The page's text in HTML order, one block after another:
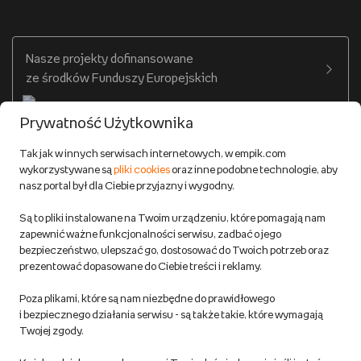
Warunki dostawy do salonów Empik
Zwroty
Reklamacje
Regulamin empik.com
Pozostałe Regulaminy Empiku
Polityka prywatności empik.com
Do 100 zł na pierwsze zakupy w aplikacji. Pobierz i
korzystaj z kodów zniżkowych.Dowiedz się więcej
Nasze projekty dofinansowane
ze środków Funduszy Europejskich
Prywatność Użytkownika
Tak jak w innych serwisach internetowych, w empik.com
wykorzystywane sąpliki cookiesoraz inne podobne technologie, aby
nasz portal był dla Ciebie przyjazny i wygodny.
Są to pliki instalowane na Twoim urządzeniu, które pomagają nam
zapewnić ważne funkcjonalności serwisu, zadbać o jego
bezpieczeństwo, ulepszać go, dostosować do Twoich potrzeb oraz
prezentować dopasowane do Ciebie treści i reklamy.
Poza plikami, które są nam niezbędne do prawidłowego
i bezpiecznego działania serwisu - są także takie, które wymagają
Twojej zgody.